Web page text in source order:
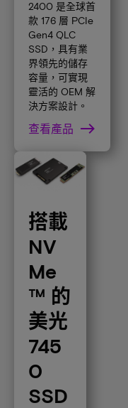
2400 是全球首
款 176 層 PCIe
Gen4 QLC
SSD，具有業
界領先的儲存
容量，可實現
靈活的 OEM 解
決方案設計。
查看產品
搭載
NV
Me
™ 的
美光
745
0
SSD